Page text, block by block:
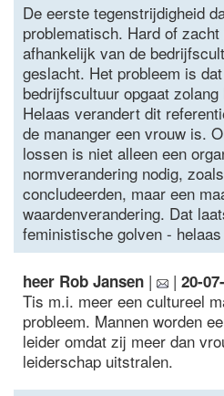
De eerste tegenstrijdigheid
problematisch. Hard of
afhankelijk van de
geslacht. Het probleem is
bedrijfscultuur opgaat
Helaas verandert dit
de mananger een vrouw is.
lossen is niet alleen een
normverandering nodig,
concludeerden, maar een
waardenverandering. Dat
feministische golven -
heer Rob Jansen | | 20-
Tis m.i. meer een cultureel
probleem. Mannen worden
leider omdat zij meer dan
leiderschap uitstralen.